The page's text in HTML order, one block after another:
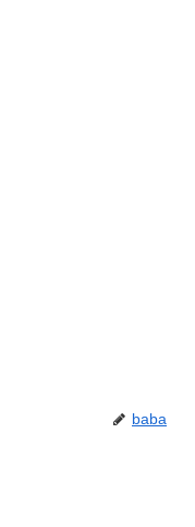
baba